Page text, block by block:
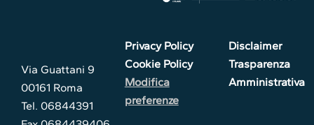
Via Guattani 9
00161 Roma
Tel. 06844391
Privacy Policy
Cookie Policy
Modifica
preferenze
Disclaimer
Trasparenza
Amministrativa